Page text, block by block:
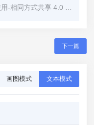
享 4.0 国际 (CC BY-NC-SA 4.0)
下一篇
画图模式 文本模式